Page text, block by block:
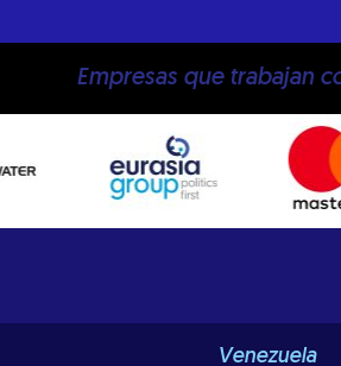
Empresas que trabajan
Venezuela